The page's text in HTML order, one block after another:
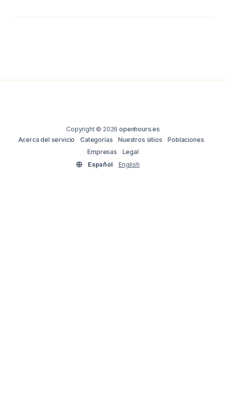
Copyright © 2026openhours.es
Acerca del servicio
Categorías Nuestros sitios
Poblaciones
Empresas
Legal
Español
English